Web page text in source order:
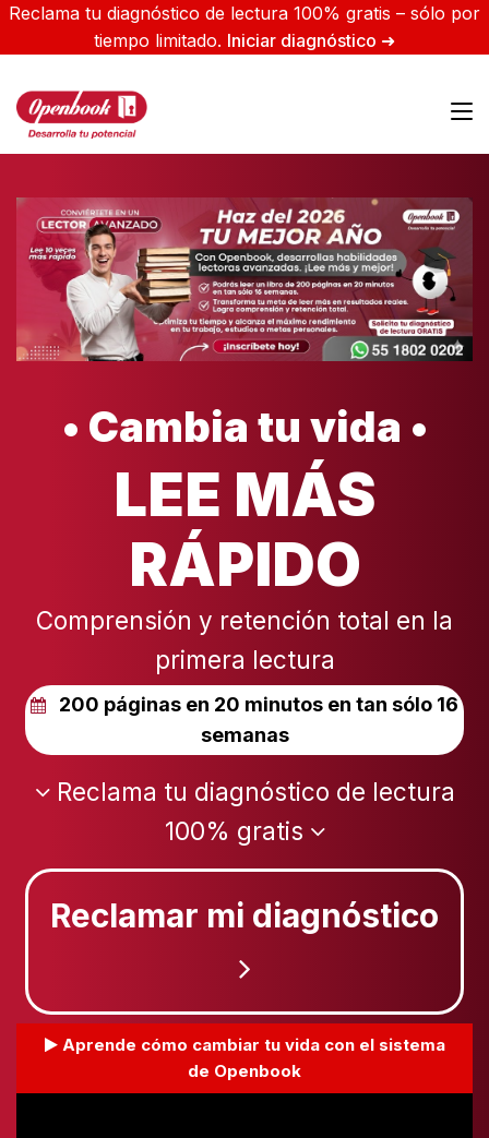
Reclama tu diagnóstico de lectura 100% gratis – sólo por
tiempo limitado. Iniciar diagnóstico ➜
• Cambia tu vida •
LEE MÁS
RÁPIDO
Comprensión y retención total en la
primera lectura
200 páginas en 20 minutos en tan sólo 16
semanas
Reclama tu diagnóstico de lectura
100% gratis
Reclamar mi diagnóstico
Aprende cómo cambiar tu vida con el sistema
de Openbook